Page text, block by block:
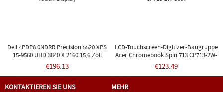
Dell 4PDP8 0NDRR Precision 5520 XPS
15-9560 UHD 3840 X 2160 15,6 Zoll
Touch-Display
€196.13
LCD-Touchscreen-Digitizer-Baugruppe
Acer Chromebook Spin 713 CP713-2W-
560V
€123.49
KONTAKTIEREN SIE UNS MEHR